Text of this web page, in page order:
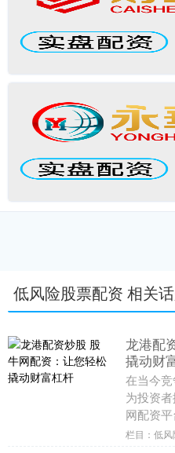
低风险股票配资 相关
龙港配
撬动财
在当今
为投资
网配资
优势，为
栏目：低